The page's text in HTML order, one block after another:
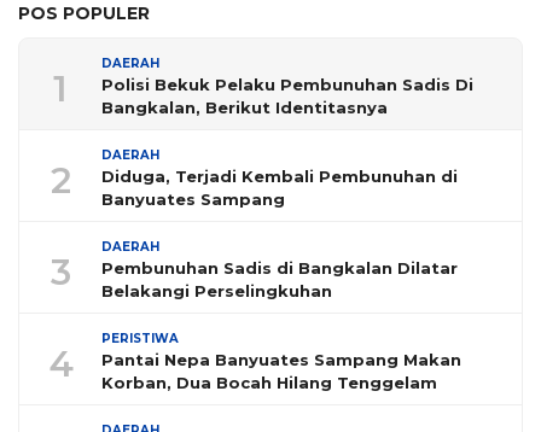
POS POPULER
1
DAERAH
Polisi Bekuk Pelaku Pembunuhan Sadis Di
Bangkalan, Berikut Identitasnya
2
DAERAH
Diduga, Terjadi Kembali Pembunuhan di
Banyuates Sampang
3
DAERAH
Pembunuhan Sadis di Bangkalan Dilatar
Belakangi Perselingkuhan
4
PERISTIWA
Pantai Nepa Banyuates Sampang Makan
Korban, Dua Bocah Hilang Tenggelam